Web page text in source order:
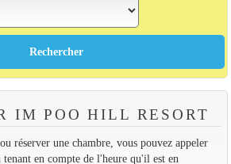
IM POO HILL RESORT
réserver une chambre, vous pouvez appeler
en compte de l'heure qu'il est en